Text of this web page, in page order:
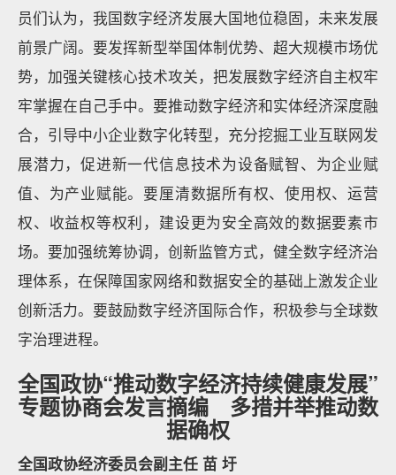
员们认为，我国数字经济发展大国地位稳固，未来发展
前景广阔。要发挥新型举国体制优势、超大规模市场优
势，加强关键核心技术攻关，把发展数字经济自主权牢
牢掌握在自己手中。要推动数字经济和实体经济深度融
合，引导中小企业数字化转型，充分挖掘工业互联网发
展潜力，促进新一代信息技术为设备赋智、为企业赋
值、为产业赋能。要厘清数据所有权、使用权、运营
权、收益权等权利，建设更为安全高效的数据要素市
场。要加强统筹协调，创新监管方式，健全数字经济治
理体系，在保障国家网络和数据安全的基础上激发企业
创新活力。要鼓励数字经济国际合作，积极参与全球数
字治理进程。
全国政协“推动数字经济持续健康发展”
专题协商会发言摘编 多措并举推动数
据确权
全国政协经济委员会副主任 苗 圩